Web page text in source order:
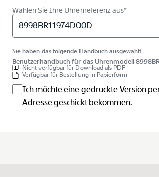
Wählen Sie Ihre Uhrenreferenz aus*
8998BR11974D00D
Sie haben das folgende Handbuch ausgewählt
Benutzerhandbuch für das Uhrenmodell
Nicht verfügbar für Download als PDF
Verfügbar für Bestellung in Papierform
Ich möchte eine gedruckte Version
Adresse geschickt bekommen.